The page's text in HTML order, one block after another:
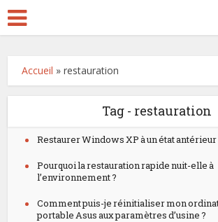
Accueil »restauration
Tag - restauration
Restaurer Windows XP à un état antérieur
Pourquoi la restauration rapide nuit-elle à
l’environnement ?
Comment puis-je réinitialiser mon
portable Asus aux paramètres d’usine ?